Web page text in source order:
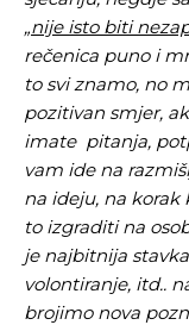
„nije isto biti
rečenica puno i
to svi znamo, no
pozitivan smjer,
imate pitanja,
vam ide na
na ideju, na korak
to izgraditi na
je najbitnija
volontiranje, itd..
brojimo nova